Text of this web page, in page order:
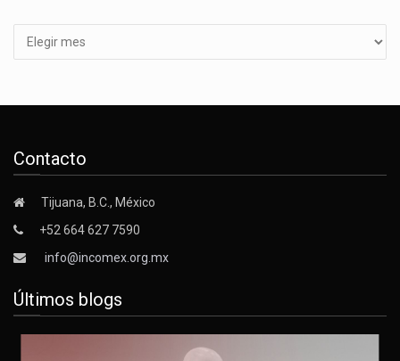
Contacto
Tijuana, B.C., México
+52 664 627 7590
info@incomex.org.mx
Últimos blogs